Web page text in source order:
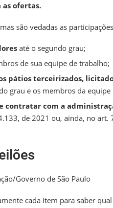
ofertas.
são vedadas as
até o segundo grau;
de sua equipe de trabalho;
pátios terceirizados,
grau e os membros da
contratar com a
de 2021 ou, ainda, no
Governo de São Paulo
cada item para saber